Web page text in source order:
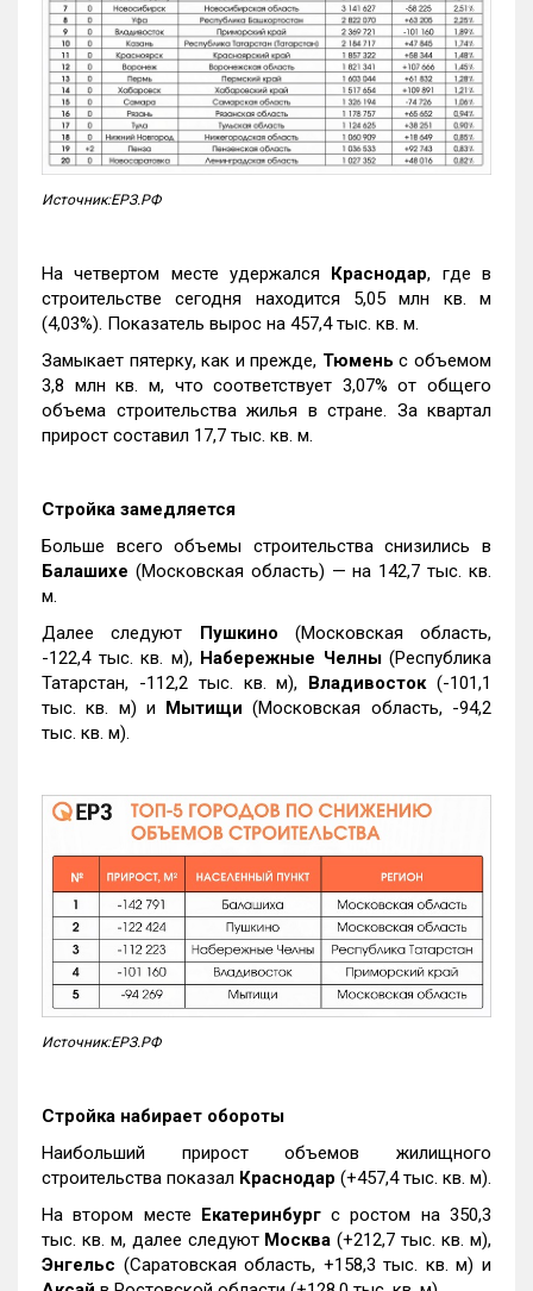
Источник:ЕРЗ.РФ
На четвертом месте удержался Краснодар, где в
строительстве сегодня находится 5,05 млн кв. м
(4,03%). Показатель вырос на 457,4 тыс. кв. м.
Замыкает пятерку, как и прежде, Тюмень с объемом
3,8 млн кв. м, что соответствует 3,07% от общего
объема строительства жилья в стране. За квартал
прирост составил 17,7 тыс. кв. м.
Стройка замедляется
Больше всего объемы строительства снизились в
Балашихе (Московская область) — на 142,7 тыс. кв.
м.
Далее следуют Пушкино (Московская область,
-122,4 тыс. кв. м), Набережные Челны(Республика
Татарстан, -112,2 тыс. кв. м), Владивосток(-101,1
тыс. кв. м) и Мытищи (Московская область, -94,2
тыс. кв. м).
Источник:ЕРЗ.РФ
Стройка набирает обороты
Наибольший прирост объемов жилищного
строительства показал Краснодар (+457,4 тыс. кв. м).
На втором месте Екатеринбургс ростом на 350,3
тыс. кв. м, далее следуют Москва (+212,7 тыс. кв. м),
Энгельс (Саратовская область, +158,3 тыс. кв. м) и